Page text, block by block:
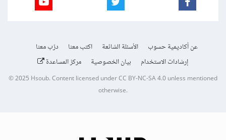
عن أكاديمية حسوب الأسئلة الشائعة اكتب معنا
درّب معنا
إرشادات الاستخدام
بيان الخصوصية مركز المساعدة
© 2025Hsoub.Content licensed underCC BY-NC-SA 4.0unless mentioned
otherwise.